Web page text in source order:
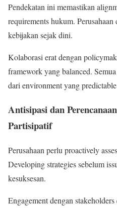
Pendekatan ini memastikan
requirements hukum.
kebijakan sejak dini.
Kolaborasi erat dengan
framework yang balanced.
dari environment yang
Antisipasi dan
Partisipatif
Perusahaan perlu proactively
Developing strategies sebelum
kesuksesan.
Engagement dengan